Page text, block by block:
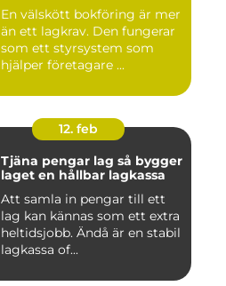
En välskött bokföring är mer
än ett lagkrav. Den fungerar
som ett styrsystem som
hjälper företagare ...
12. feb
Tjäna pengar lag så bygger
laget en hållbar lagkassa
Att samla in pengar till ett
lag kan kännas som ett extra
heltidsjobb. Ändå är en stabil
lagkassa of...